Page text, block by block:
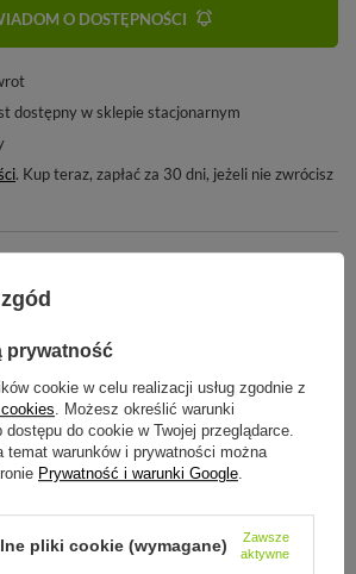
O DOSTĘPNOŚCI
dostępny w sklepie stacjonarnym
. Kup teraz, zapłać za 30 dni, jeżeli nie zwrócisz
prywatność
cookie w celu realizacji usług zgodnie z
. Możesz określić warunki
dostępu do cookie w Twojej przeglądarce.
temat warunków i prywatności można
Prywatność i warunki Google.
pliki cookie (wymagane)
Zawsze
aktywne